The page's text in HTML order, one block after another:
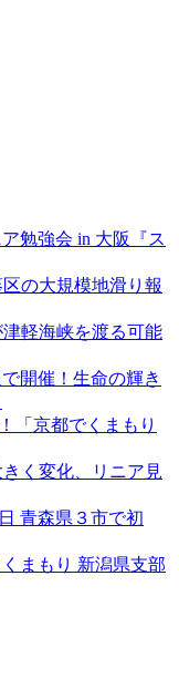
勉強会 in 大阪『ス
の大規模地滑り報
津軽海峡を渡る可能
開催！生命の輝き
「京都でくまもり
く変化、リニア見
青森県３市で初
くまもり 新潟県支部